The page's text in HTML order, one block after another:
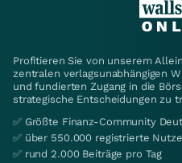
Profitieren Sie von unserem
zentralen verlagsunabhängigen
und fundierten Zugang in die
strategische Entscheidungen zu
✅ Größte Finanz-Community
✅ über 550.000 registrierte
✅ rund 2.000 Beiträge pro Tag